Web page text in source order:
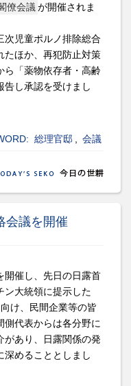
僚会議 が開催されま
次児童ポルノ排除総合
たほか、再犯防止対策
ら「薬物依存者・高齢
告し承認を受けまし
総理官邸 会議
会議を開催
開催し、先日の日露首
ン大統領に提示した
け、民間企業等の皆
側代表からは各分野に
があり、日露関係の発
深めることとしまし